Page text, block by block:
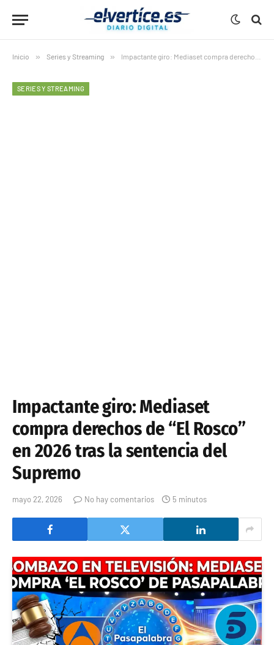
Inicio » Series y Streaming » Impactante giro: Mediaset compra derechos de “El Rosco” en 2026 tras la sentencia del Supremo
SERIES Y STREAMING
Impactante giro: Mediaset
compra derechos de “El Rosco”
en 2026 tras la sentencia del
Supremo
mayo 22, 2026 No hay comentarios 5 minutos